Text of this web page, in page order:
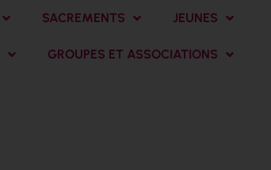
SACREMENTS JEUNES
GROUPES ET ASSOCIATIONS